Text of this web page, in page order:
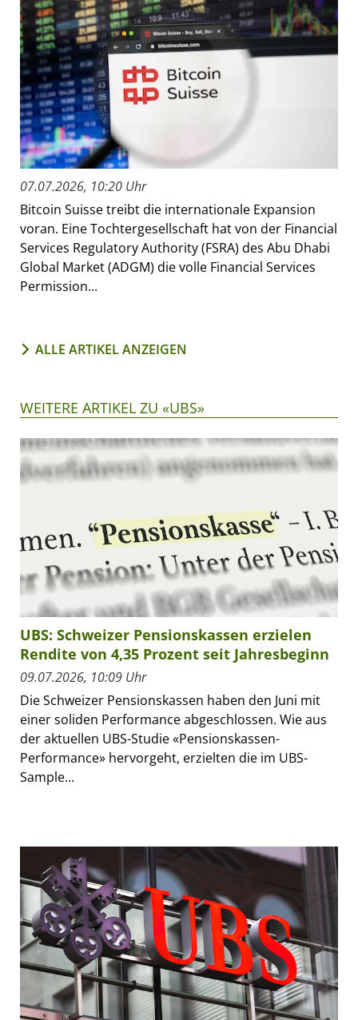
07.07.2026, 10:20 Uhr
Bitcoin Suisse treibt die internationale Expansion
voran. Eine Tochtergesellschaft hat von der Financial
Services Regulatory Authority (FSRA) des Abu Dhabi
Global Market (ADGM) die volle Financial Services
Permission...
ALLE ARTIKEL ANZEIGEN
WEITERE ARTIKEL ZU «UBS»
UBS: Schweizer Pensionskassen erzielen
Rendite von 4,35 Prozent seit Jahresbeginn
09.07.2026, 10:09 Uhr
Die Schweizer Pensionskassen haben den Juni mit
einer soliden Performance abgeschlossen. Wie aus
der aktuellen UBS-Studie «Pensionskassen-
Performance» hervorgeht, erzielten die im UBS-
Sample...